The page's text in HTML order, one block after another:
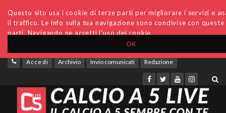
OK
Questo sito usa i cookie di terze parti per migliorare i servizi e
il traffico. Le info sulla tua navigazione sono condivise con
parti. Navigando ne accetti l'uso dei cookie.
Accedi Archivio Invio comunicati Redazione